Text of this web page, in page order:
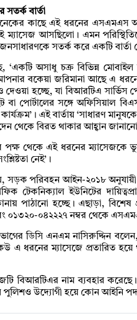
বার্তা
কাছে এই ধরনের এসএমএস
ম্যাসেজ আসছিলো। এমন
সতর্ক করে একটি বার্তা
‘একটি অসাধু চক্র বিভিন্ন
বকেয়া জরিমানা আছে এ ধরনের
দেওয়া হচ্ছে, যা বিআরটিএ
বা পোর্টালের সঙ্গে অফিসিয়াল
এই বার্তায় ‘সাধারণ
থেকে বিরত থাকার আহ্বান
পক্ষ থেকে এই ধরনের
নেই’।
সড়ক পরিবহন আইন-২০১৮ অনুযায়ী
টেকনিক্যাল ইউনিটের
পাঠানো হচ্ছে। এছাড়া,
০১৩২০-০৪২২২৭ নম্বর থেকে
ডিসি এনএম নাসিরুদ্দিন
এ ধরনের ম্যাসেজে প্রতারিত হয়ে
বিআরটিএর নাম ব্যবহার
উদ্যোগী হয়ে কোন আইনি